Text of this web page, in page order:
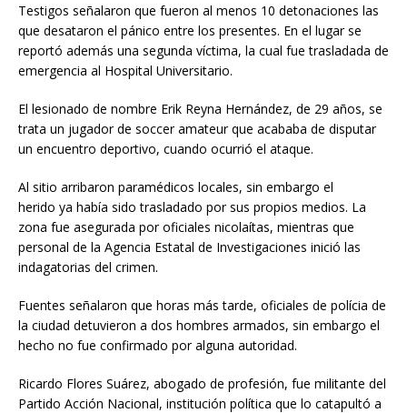
Testigos señalaron que fueron al menos 10 detonaciones las
que desataron el pánico entre los presentes. En el lugar se
reportó además una segunda víctima, la cual fue trasladada de
emergencia al Hospital Universitario.
El lesionado de nombre Erik Reyna Hernández, de 29 años, se
trata un jugador de soccer amateur que acababa de disputar
un encuentro deportivo, cuando ocurrió el ataque.
Al sitio arribaron paramédicos locales, sin embargo el
herido ya había sido trasladado por sus propios medios. La
zona fue asegurada por oficiales nicolaítas, mientras que
personal de la Agencia Estatal de Investigaciones inició las
indagatorias del crimen.
Fuentes señalaron que horas más tarde, oficiales de polícia de
la ciudad detuvieron a dos hombres armados, sin embargo el
hecho no fue confirmado por alguna autoridad.
Ricardo Flores Suárez, abogado de profesión, fue militante del
Partido Acción Nacional, institución política que lo catapultó a